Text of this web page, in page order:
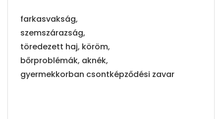
farkasvakság,
szemszárazság,
töredezett haj, köröm,
bőrproblémák, aknék,
gyermekkorban csontképződési zavar